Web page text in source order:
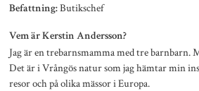
Befattning: Butikschef
Vem är Kerstin Andersson?
Jag är en trebarnsmamma med tre barnbarn.
Det är i Vrångös natur som jag hämtar min
resor och på olika mässor i Europa.